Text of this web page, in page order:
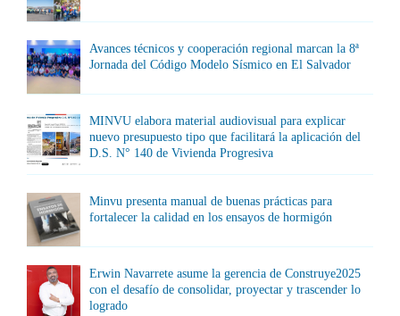
Avances técnicos y cooperación regional marcan la 8ª
Jornada del Código Modelo Sísmico en El Salvador
MINVU elabora material audiovisual para explicar
nuevo presupuesto tipo que facilitará la aplicación del
D.S. N° 140 de Vivienda Progresiva
Minvu presenta manual de buenas prácticas para
fortalecer la calidad en los ensayos de hormigón
Erwin Navarrete asume la gerencia de Construye2025
con el desafío de consolidar, proyectar y trascender lo
logrado